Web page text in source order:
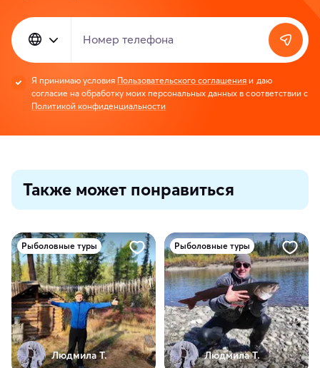
Номер телефона
Я принимаю условия Пользовательского соглашения и даю
согласие на обработку моих персональных данных в соответствии с
Политикой конфиденциальности
Также может понравиться
Рыболовные туры
Людмила Т.
Рыболовные туры
Людмила Т.